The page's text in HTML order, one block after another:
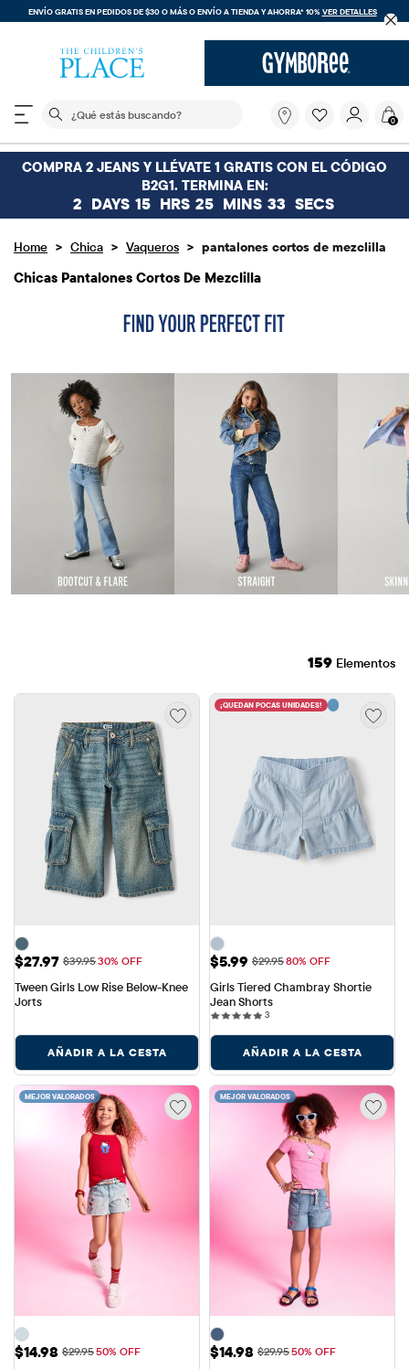
ENVÍO GRATIS EN PEDIDOS DE $30 O MÁS OENVÍO A TIENDA Y AHORRA* 10%VER DETALLES
El siguiente campo de búsqueda filtra las
buscando?
0
COMPRA 2 JEANS Y LLÉVATE 1 GRATIS CON EL CÓDIGO
B2G1. TERMINA EN:
2 DAYS 15 HRS 25 MINS 31 SECS
Home > Chica > Vaqueros > pantalones cortos de mezclilla
Chicas Pantalones Cortos De Mezclilla
159 Elementos
Precio de venta: $27.97
$27.97 Precio original: $39.95
$39.9530% OFF
Tween Girls Low Rise Below-Knee
Jorts
AÑADIR A LA CESTA
¡QUEDAN POCAS UNIDADES!
Precio de venta: $5.99
$5.99 Precio original: $29.95
$29.9580% OFF
Girls Tiered Chambray Shortie
Jean Shorts
33 reviews
AÑADIR A LA CESTA
MEJOR VALORADOS
Precio de venta: $14.98
$14.98 Precio original: $29.95
$29.9550% OFF
MEJOR VALORADOS
Precio de venta: $14.98
$14.98 Precio original: $29.95
$29.9550% OFF